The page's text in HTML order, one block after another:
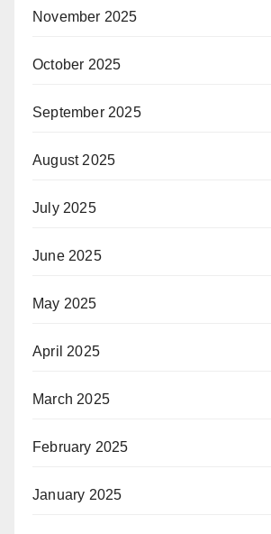
November 2025
October 2025
September 2025
August 2025
July 2025
June 2025
May 2025
April 2025
March 2025
February 2025
January 2025